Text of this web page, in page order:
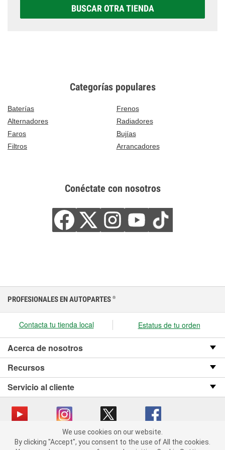
BUSCAR OTRA TIENDA
Categorías populares
Baterías
Frenos
Alternadores
Radiadores
Faros
Bujías
Filtros
Arrancadores
Conéctate con nosotros
We use cookies on our website. By clicking "Accept", you consent
to the use of All the cookies.
PROFESIONALES EN AUTOPARTES ®
Contacta tu tienda local Estatus de tu orden
Acerca de nosotros
Recursos
Servicio al cliente
Copyright © 2008-2026 O’Reilly Auto Parts v OST_3.2.0.0.729 (3) cv1361
We use cookies on our website.
By clicking "Accept", you consent to the use of All the cookies.